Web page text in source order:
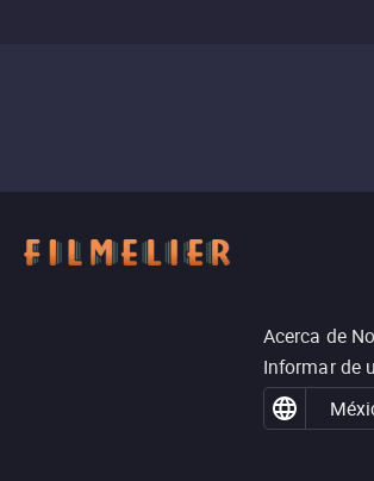
Acerca de
Informar de